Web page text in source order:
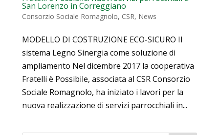
San Lorenzo in Correggiano
Consorzio Sociale Romagnolo, CSR, News
MODELLO DI COSTRUZIONE ECO-SICURO Il
sistema Legno Sinergia come soluzione di
ampliamento Nel dicembre 2017 la cooperativa
Fratelli è Possibile, associata al CSR Consorzio
Sociale Romagnolo, ha iniziato i lavori per la
nuova realizzazione di servizi parrocchiali in...